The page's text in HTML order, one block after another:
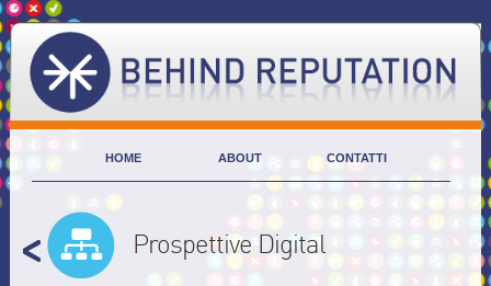
HOME ABOUT CONTATTI
Prospettive Digital